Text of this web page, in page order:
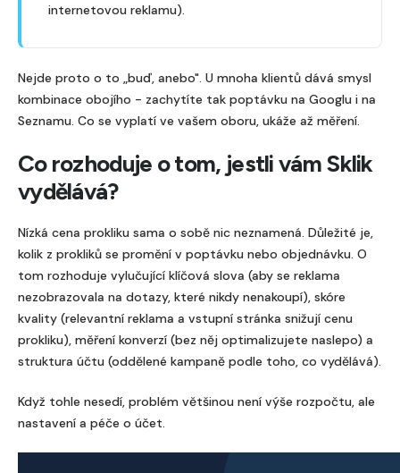
internetovou reklamu).
Nejde proto o to „buď, anebo". U mnoha klientů dává smysl
kombinace obojího - zachytíte tak poptávku na Googlu i na
Seznamu. Co se vyplatí ve vašem oboru, ukáže až měření.
Co rozhoduje o tom, jestli vám Sklik
vydělává?
Nízká cena prokliku sama o sobě nic neznamená. Důležité je,
kolik z prokliků se promění v poptávku nebo objednávku. O
tom rozhoduje vylučující klíčová slova (aby se reklama
nezobrazovala na dotazy, které nikdy nenakoupí), skóre
kvality (relevantní reklama a vstupní stránka snižují cenu
prokliku), měření konverzí (bez něj optimalizujete naslepo) a
struktura účtu (oddělené kampaně podle toho, co vydělává).
Když tohle nesedí, problém většinou není výše rozpočtu, ale
nastavení a péče o účet.